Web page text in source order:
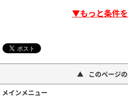
▼もっと条件
このページ
メインメニュー